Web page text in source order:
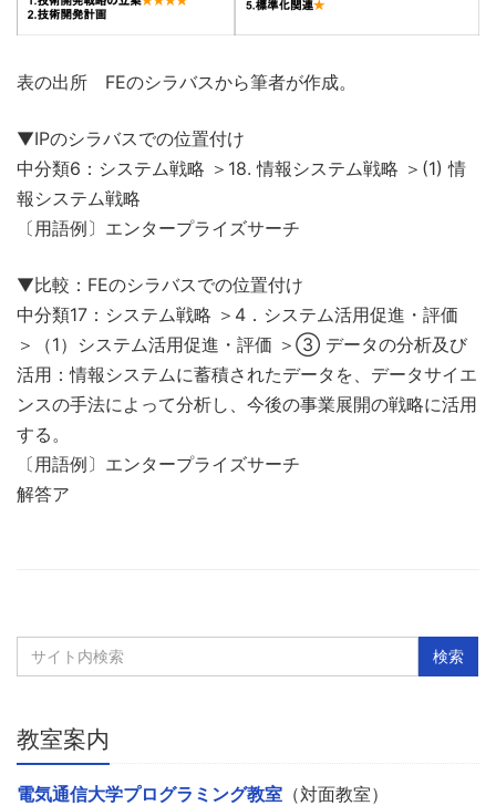
表の出所 FEのシラバスから筆者が作成。
▼IPのシラバスでの位置付け
中分類6：システム戦略 ＞18. 情報システム戦略 ＞(1) 情
報システム戦略
〔用語例〕エンタープライズサーチ
▼比較：FEのシラバスでの位置付け
中分類17：システム戦略 ＞4．システム活用促進・評価
＞（1）システム活用促進・評価 ＞③ データの分析及び
活用：情報システムに蓄積されたデータを、データサイエ
ンスの手法によって分析し、今後の事業展開の戦略に活用
する。
〔用語例〕エンタープライズサーチ
解答ア
教室案内
電気通信大学プログラミング教室 （対面教室）